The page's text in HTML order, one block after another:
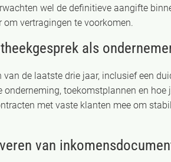
wel de definitieve aangifte
vertragingen te voorkomen.
als
de laatste drie jaar, inclusief een
toekomstplannen en hoe
met vaste klanten mee om
van